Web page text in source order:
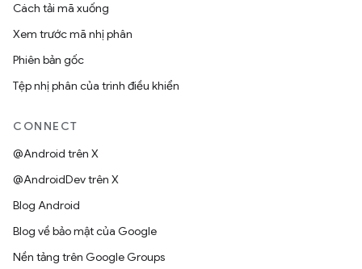
Cách tải mã xuống
Xem trước mã nhị phân
Phiên bản gốc
Tệp nhị phân của trình điều khiển
CONNECT
@Android trên X
@AndroidDev trên X
Blog Android
Blog về bảo mật của Google
Nền tảng trên Google Groups